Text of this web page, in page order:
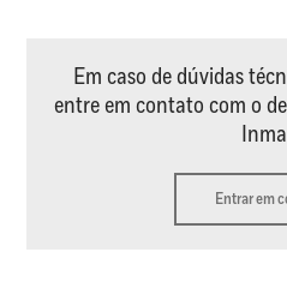
Em caso de dúvidas
entre em contato com o
Entrar em